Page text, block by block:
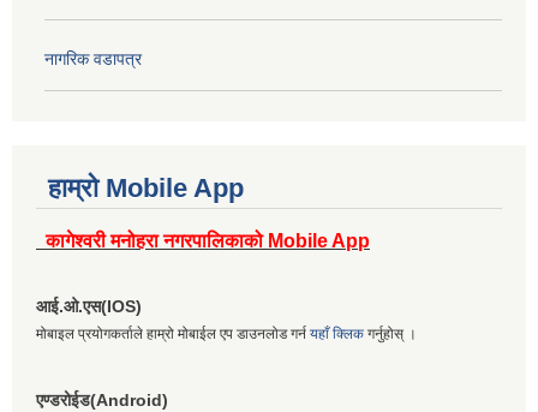
नागरिक वडापत्र
हाम्रो Mobile App
कागेश्वरी मनोहरा नगरपालिकाको Mobile App
आई.ओ.एस(IOS)
मोबाइल प्रयोगकर्ताले हाम्रो मोबाईल एप डाउनलोड गर्न यहाँ क्लिक गर्नुहोस् ।
एण्डरोईड(Android)